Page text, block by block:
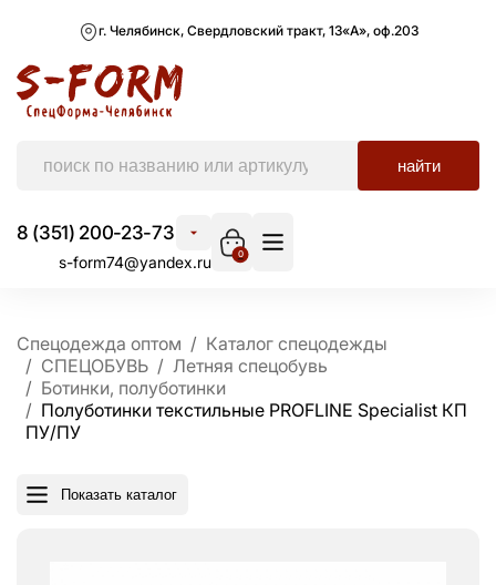
г. Челябинск, Свердловский тракт, 13«А», оф.203
найти
8 (351) 200-23-73
s-form74@yandex.ru 0
Спецодежда оптом
Каталог спецодежды
СПЕЦОБУВЬ
Летняя спецобувь
Ботинки, полуботинки
Полуботинки текстильные PROFLINE Specialist КП
ПУ/ПУ
Показать каталог